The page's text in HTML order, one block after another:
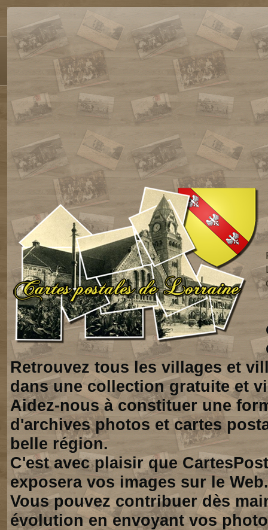
Retrouvez tous les villages et
dans une collection gratuite et
Aidez-nous à constituer une
d'archives photos et cartes
belle région.
C'est avec plaisir que
exposera vos images sur le Web.
Vous pouvez contribuer dès
évolution en envoyant vos